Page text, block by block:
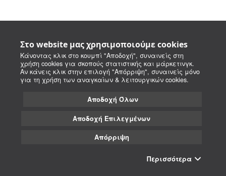
Στο website μας χρησιμοποιούμε cookies
Κάνοντας κλικ στο κουμπί "Αποδοχή", συναινείς στη
χρήση cookies για σκοπούς στατιστικής και μάρκετινγκ.
Αν κάνεις κλικ στην επιλογή "Απόρριψη", συναινείς μόνο
για τη χρήση των αναγκαίων & λειτουργικών cookies.
Αποδοχή Όλων
Αποδοχή Επιλεγμένων
Απόρριψη
Περισσότερα